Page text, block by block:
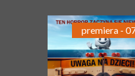
premiera -